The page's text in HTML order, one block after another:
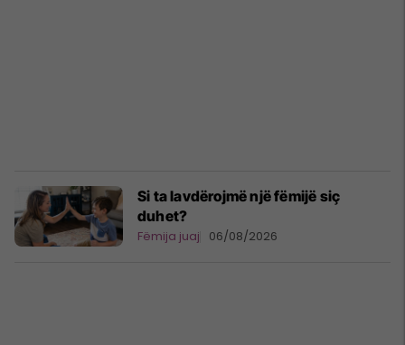
Si ta lavdërojmë një fëmijë siç
duhet?
Fëmija juaj 06/08/2026